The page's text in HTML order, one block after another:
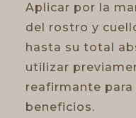
Aplicar por la
del rostro y
hasta su total
utilizar
reafirmante
beneficios.